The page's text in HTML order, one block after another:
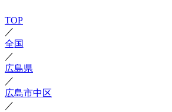
TOP
／
全国
／
広島県
／
広島市中区
／